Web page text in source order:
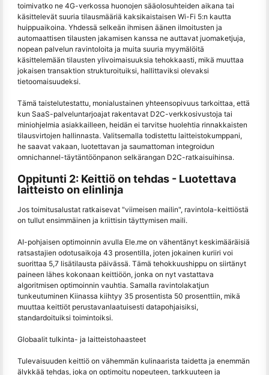
toimivatko ne 4G-verkossa huonojen sääolosuhteiden aikana tai
käsittelevät suuria tilausmääriä kaksikaistaisen Wi-Fi 5:n kautta
huippuaikoina. Yhdessä selkeän ihmisen äänen ilmoitusten ja
automaattisen tilausten jakamisen kanssa ne auttavat juomaketjuja,
nopean palvelun ravintoloita ja muita suuria myymälöitä
käsittelemään tilausten ylivoimaisuuksia tehokkaasti, mikä muuttaa
jokaisen transaktion strukturoituiksi, hallittaviksi olevaksi
tietoomaisuudeksi.
Tämä taistelutestattu, monialustainen yhteensopivuus tarkoittaa, että
kun SaaS-palveluntarjoajat rakentavat D2C-verkkosivustoja tai
miniohjelmia asiakkailleen, heidän ei tarvitse huolehtia rinnakkaisten
tilausvirtojen hallinnasta. Valitsemalla todistettu laitteistokumppani,
he saavat vakaan, luotettavan ja saumattoman integroidun
omnichannel-täytäntöönpanon selkärangan D2C-ratkaisuihinsa.
Oppitunti 2: Keittiö on tehdas - Luotettava
laitteisto on elinlinja
Jos toimitusalustat ratkaisevat "viimeisen mailin", ravintola-keittiöstä
on tullut ensimmäinen ja kriittisin täyttymisen maili.
AI-pohjaisen optimoinnin avulla Ele.me on vähentänyt keskimääräisiä
ratsastajien odotusaikoja 43 prosentilla, joten jokainen kuriiri voi
suorittaa 5,7 lisätilausta päivässä. Tämä tehokkuushippu on siirtänyt
paineen lähes kokonaan keittiöön, jonka on nyt vastattava
algoritmisen optimoinnin vauhtia. Samalla ravintolakatjun
tunkeutuminen Kiinassa kiihtyy 35 prosentista 50 prosenttiin, mikä
muuttaa keittiöt perustavanlaatuisesti datapohjaisiksi,
standardoituiksi toimintoiksi.
Globaalit tulkinta- ja laitteistohaasteet
Tulevaisuuden keittiö on vähemmän kulinaarista taidetta ja enemmän
älykkää tehdas, joka on optimoitu nopeuteen, tarkkuuteen ja